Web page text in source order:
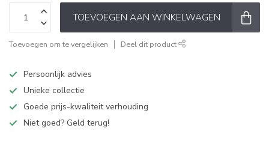
TOEVOEGEN AAN WINKELWAGEN
Toevoegen om te vergelijken Deel dit product
Persoonlijk advies
Unieke collectie
Goede prijs-kwaliteit verhouding
Niet goed? Geld terug!